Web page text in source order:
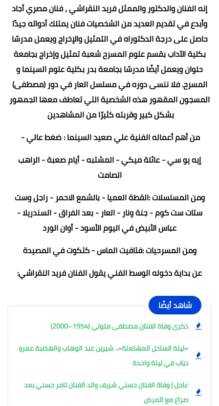
إنه الفنان والدكتور والممثل فريد النقراشي ، فنان مصري أجاد
وأبدع في تقديم العديد من الشخصيات فنان يمتلك أدواته جيدًا
حاصل على درجة الدكتوراه في التمثيل والإخراج ويعمل مدرسًا
بكلية الآداب بقسم علوم المسرح شعبة تمثيل وإخراج بجامعة
حلوان ويعمل أيضًا مدرسًا بجامعة بدر بكلية علوم السينما و
المسرح. فلا ننسى دوره في مسلسل العار في دور (مصطفى)
المسجون المقهور هذه الشخصية التي تعاطف معها الجمهور
بشكل كبير وقربته كثيرًا من المشاهدين
من أهم أعماله الفنية علي صعيد السينما : ضغط عالي -
إيه يو سي - عائلة ميكي - المشتبه - أيام صعبة - الراهب
الصامت
ومن المسلسلات :القطة العميا - بالشمع الاحمر - راجل وست
ستات ست كوم - جنة ونار - العار - بعد الفراق - السندريلا -
عباس الأبيض في اليوم الأسود - أوان الورد
ومن المسرحيات :فتافيت الماس - كتكوت في المصيدة
عن بداية دخوله الوسط الفني يقول الفنان فريد النقراشي:
شاهد أيضًا
ذكرى وفاة الفنان مصطفى متولي (1954–2000)
«ليلة الساحل المشتعلة».. شيرين عبد الوهاب والهضبة عمرو
دياب في ليلة واحدة
عاجل | وفاة الفنان حسني شريف والد الفنان تامر حسني بعد
صراع مع المرض